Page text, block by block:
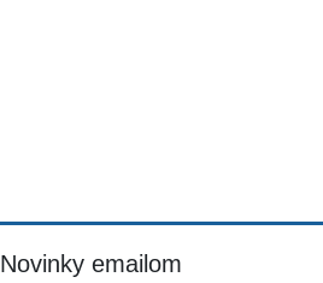
Novinky emailom